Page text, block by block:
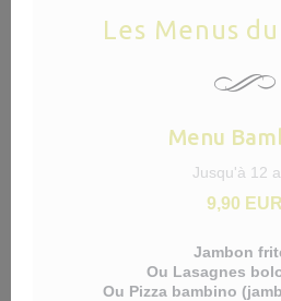
Les Menus
Menu
Jusqu'à 12
9,90 EUR
Jambon
Ou Lasagnes
Ou Pizza bambino